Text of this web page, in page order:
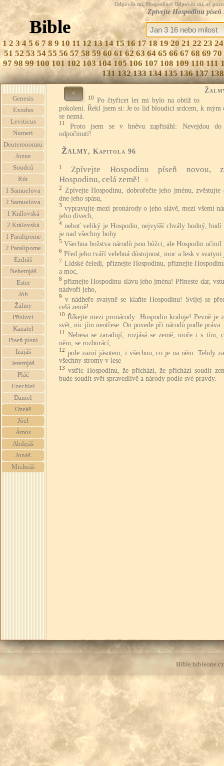
Odpověz mi, Hospodine! Odpověz mi, ať
Zpívejte Hospodinu
Bible
1 2 3 4 5 6 7 8 9 10 11 12 13 14 15 16 17 18 19 20 21 22 23 24
51 52 53 54 55 56 57 58 59 60 61 62 63 64 65 66 67 68 69 70
97 98 99 100 101 102 103 104 105 106 107 108 109 110 111
131 132 133 134 135 136 137 138
Genesis
Exodus
Leviticus
Numeri
Deuteronomiu
Jozue
Soudců
Rút
1 Samuelova
2 Samuelova
1 Královská
2 Královská
1 Paralipome
2 Paralipome
Ezdráš
Nehemjáš
Ester
Jób
Žalmy
Přísloví
Kazatel
Píseň písní
Izajáš
Jeremjáš
Pláč
Ezechiel
Daniel
Ozeáš
Jóel
Ámos
Abdijáš
Jonáš
Micheáš
<
10 Po čtyřicet let mi bylo na obtíž to
pokolení. Řekl jsem si: Je to lid bloudící srdcem, k mým
se nezná.
11
Proto jsem se v hněvu zapřisáhl: Nevejdou do
odpočinutí!
Žalmy, Kapitola 96
1
Zpívejte Hospodinu píseň novou,
Hospodinu, celá země!
☆
2
Zpívejte Hospodinu, dobrořečte jeho jménu, zvěstujte
dne jeho spásu,
3 vypravujte mezi pronárody o jeho slávě, mezi všemi
jeho divech,
4 neboť veliký je Hospodin, nejvyšší chvály hodný, budí
je nad všechny bohy.
5 Všechna božstva národů jsou bůžci, ale Hospodin učinil
6 Před jeho tváří velebná důstojnost, moc a lesk v svatyni
7 Lidské čeledi, přiznejte Hospodinu, přiznejte
a moc,
8 přiznejte Hospodinu slávu jeho jména! Přineste dar,
nádvoří jeho,
9 v nádheře svatyně se klaňte Hospodinu! Svíjej se
celá země!
10 Říkejte mezi pronárody: Hospodin kraluje! Pevně je
svět, nic jím neotřese. On povede při národů podle práva.
11
Nebesa se zaradují, rozjásá se země, moře i s tím,
něm, se rozburácí,
12 pole zazní jásotem, i všechno, co je na něm. Tehdy
všechny stromy v lese
13
vstříc Hospodinu, že přichází, že přichází soudit
bude soudit svět spravedlivě a národy podle své pravdy.